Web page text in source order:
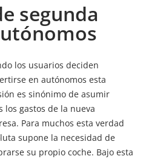
segunda
los usuarios deciden
en autónomos esta
es sinónimo de asumir
los gastos de la nueva
Para muchos esta verdad
supone la necesidad de
su propio coche. Bajo esta